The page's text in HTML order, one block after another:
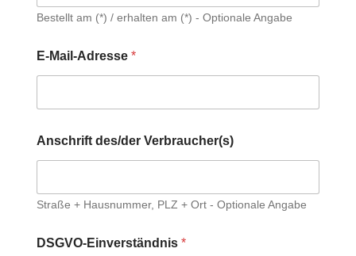
r
(
)
r
-
M
l
d
Bestellt am (*) / erhalten am (*) - Optionale Angabe
E-Mail-Adresse *
Anschrift des/der Verbraucher(s)
Straße + Hausnummer, PLZ + Ort - Optionale Angabe
DSGVO-Einverständnis *